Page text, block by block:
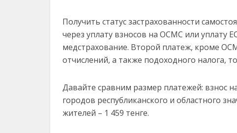
Получить статус застрахованности
через уплату взносов на ОСМС или уплату
медстрахование. Второй платеж, кроме
отчислений, а также подоходного налога,
Давайте сравним размер платежей: взнос
городов республиканского и областного
жителей – 1 459 тенге.